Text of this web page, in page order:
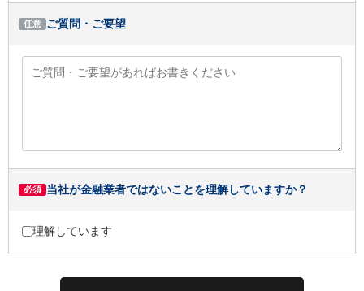
ご質問・ご要望
任意
当社が金融業者ではないことを理解していますか？
必須
理解しています